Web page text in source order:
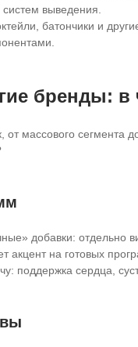
выведения.
батончики и
бренды: в
от массового
добавки: отдельно
акцент на готовых
поддержка сердца,